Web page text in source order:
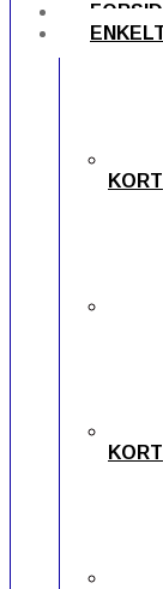
KORT
KORT